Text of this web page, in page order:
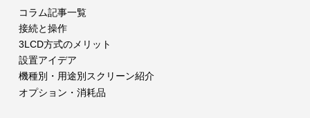
コラム記事一覧
接続と操作
3LCD方式のメリット
設置アイデア
機種別・用途別スクリーン紹介
オプション・消耗品